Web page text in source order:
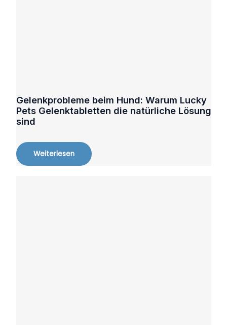
Gelenkprobleme beim Hund: Warum Lucky
Pets Gelenktabletten die natürliche Lösung
sind
Weiterlesen